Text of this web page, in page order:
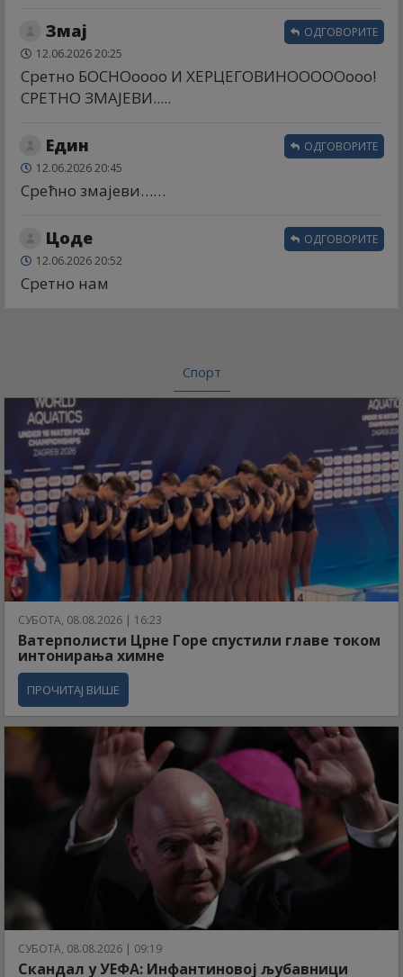
Змај
12.06.2026 20:25
Сретно БОСНОоооо И ХЕРЦЕГОВИНОООООооо!
СРЕТНО ЗМАЈЕВИ.....
ОДГОВОРИТЕ
Един
12.06.2026 20:45
Срећно змајеви……
ОДГОВОРИТЕ
Цоде
12.06.2026 20:52
Сретно нам
ОДГОВОРИТЕ
Спорт
СУБОТА, 08.08.2026 | 16:23
Ватерполисти Црне Горе спустили главе током
интонирања химне
ПРОЧИТАЈ ВИШЕ
СУБОТА, 08.08.2026 | 09:19
Скандал у УЕФА: Инфантиновој љубавници